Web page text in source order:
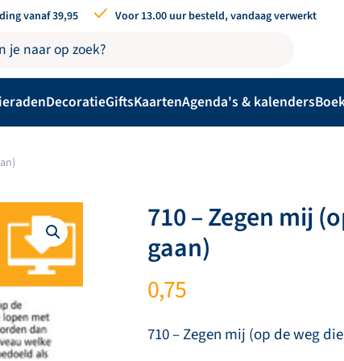
vanaf 39,95 Voor 13.00 uur besteld, vandaag verwerkt
DecoratieGiftsKaartenAgenda's & kalenders
710 – Zegen mij
gaan)
0,75
710 – Zegen mij (op de weg